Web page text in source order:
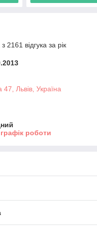
2161 відгука за рік
47, Львів, Україна
роботи